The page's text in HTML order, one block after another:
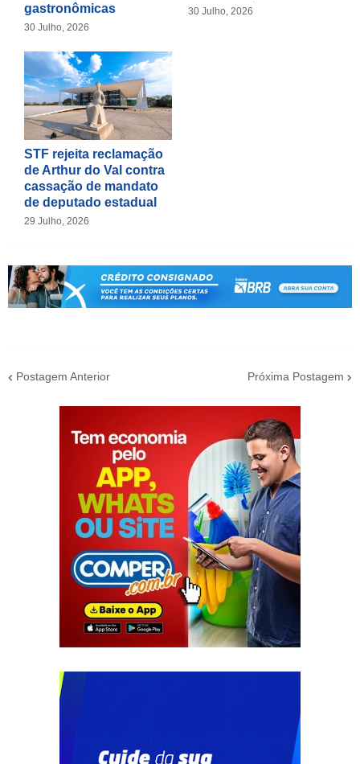
gastronômicas
30 Julho, 2026
30 Julho, 2026
STF rejeita reclamação
de Arthur do Val contra
cassação de mandato
de deputado estadual
29 Julho, 2026
Postagem Anterior Próxima Postagem